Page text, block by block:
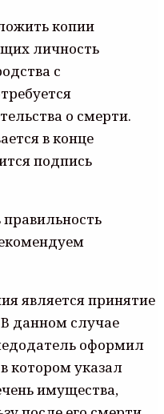
копии
личность
с
о смерти.
в конце
подпись
является принятие
данном случае
оформил
котором указал
имущества,